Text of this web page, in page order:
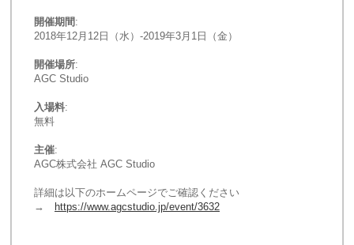
開催期間 :
2018年12月12日（水）-2019年3月1日（金）
開催場所:
AGC Studio
入場料:
無料
主催:
AGC株式会社 AGC Studio
詳細は以下のホームページでご確認ください
→
https://www.agcstudio.jp/event/3632